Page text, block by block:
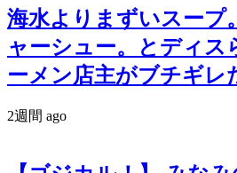
海水よりまずいスープ
ャーシュー。とディス
ーメン店主がブチギレ
2週間 ago